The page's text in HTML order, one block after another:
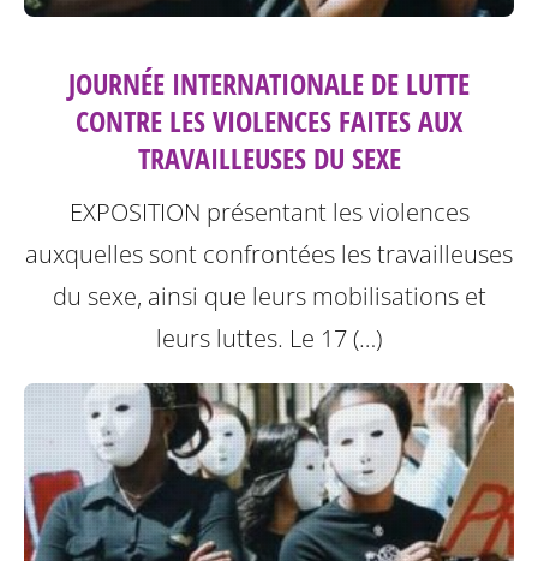
JOURNÉE INTERNATIONALE DE LUTTE
CONTRE LES VIOLENCES FAITES AUX
TRAVAILLEUSES DU SEXE
EXPOSITION présentant les violences
auxquelles sont confrontées les travailleuses
du sexe, ainsi que leurs mobilisations et
leurs luttes. Le 17 (…)